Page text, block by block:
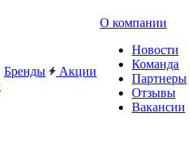
Бренды Акции
О компании
Новости
Команда
Партнеры
Отзывы
Вакансии